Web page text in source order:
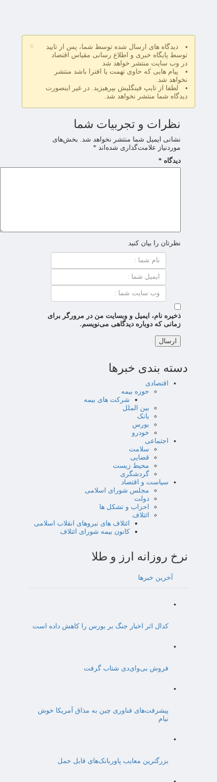
×
دیدگاه های ارسال شده توسط شما، پس از تایید
توسط پایگاه خبری و اطلاع رسانی مقیاس اقتصاد
در وب سایت منتشر خواهد شد
پیام هایی که حاوی تهمت یا افترا باشد منتشر
نخواهد شد.
لطفا از تایپ فینگلیش بپرهیزید. در غیر اینصورت
دیدگاه شما منتشر نخواهد شد.
نظرات و تجربیات شما
نشانی ایمیل شما منتشر نخواهد شد. بخش‌های
موردنیاز علامت‌گذاری شده‌اند *
دیدگاه *
نظرتان را بیان کنید
ذخیره نام، ایمیل و وبسایت من در مرورگر برای
زمانی که دوباره دیدگاهی می‌نویسم.
دسته بندی خبرها
اقتصادی
حوزه بیمه
شرکت های بیمه
بین الملل
بانک
بورس
خودرو
اجتماعی
سلامت
قضایی
محیط زیست
گردشگری
سیاست و اقتصاد
مجلس شورای اسلامی
دولت
احزاب و تشکل ها
ائتلاف
ائتلاف های نیروهای انقلاب اسلامی
کانون بیمه شورای ائتلاف
نرخ روزانه ارز و طلا
آخرین خبرها
کدال اثر اخبار جنگ بر بورس را کاهش داده است
فروش بی‌وای‌دی شتاب گرفت
پیشرفت‌های فناوری چین به مذاق آمریکا خوش
نیام
بزرگترین معایب پاوربانک‌های قابل حمل